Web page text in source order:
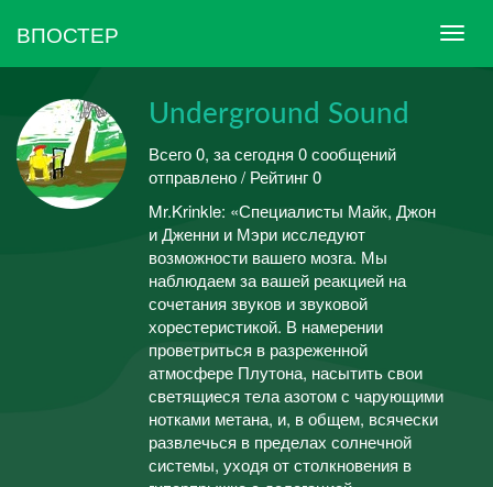
ВПОСТЕР
Underground Sound
Всего 0, за сегодня 0 сообщений
отправлено / Рейтинг 0
Mr.Krinkle: «Специалисты Майк, Джон
и Дженни и Мэри исследуют
возможности вашего мозга. Мы
наблюдаем за вашей реакцией на
сочетания звуков и звуковой
хорестеристикой. В намерении
проветриться в разреженной
атмосфере Плутона, насытить свои
светящиеся тела азотом с чарующими
нотками метана, и, в общем, всячески
развлечься в пределах солнечной
системы, уходя от столкновения в